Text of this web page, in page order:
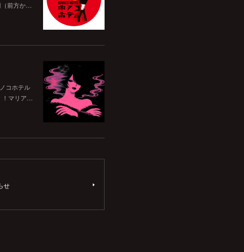
（前方か…
コホテル
！マリア…
せ